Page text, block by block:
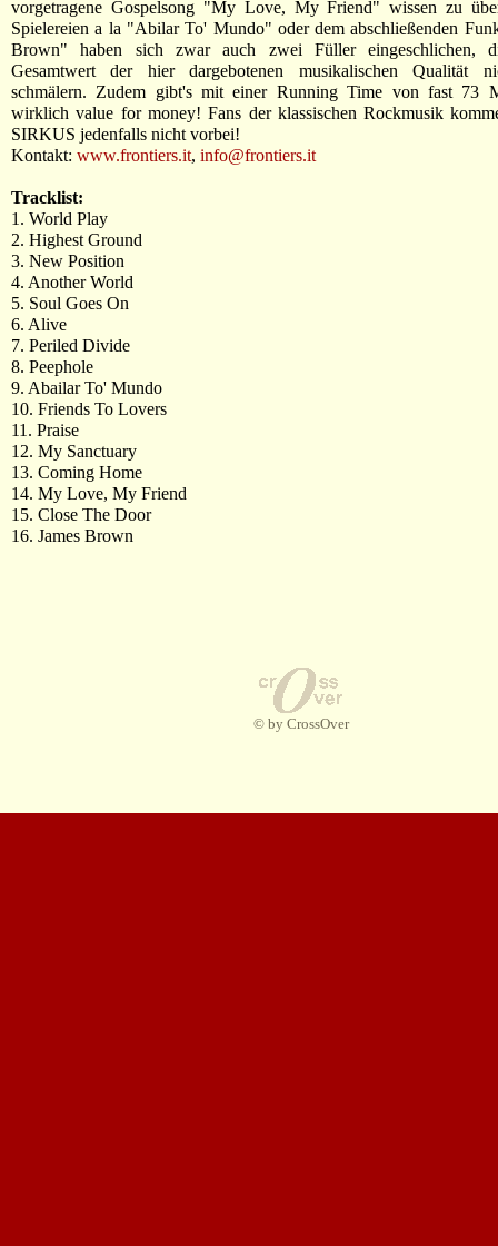
vorgetragene Gospelsong "My Love, My Friend" wissen zu
Spielereien a la "Abilar To' Mundo" oder dem abschließenden
Brown" haben sich zwar auch zwei Füller eingeschlichen,
Gesamtwert der hier dargebotenen musikalischen Qualität
schmälern. Zudem gibt's mit einer Running Time von fast 73
wirklich value for money! Fans der klassischen Rockmusik
SIRKUS jedenfalls nicht vorbei!
Kontakt: www.frontiers.it, info@frontiers.it
Tracklist:
1. World Play
2. Highest Ground
3. New Position
4. Another World
5. Soul Goes On
6. Alive
7. Periled Divide
8. Peephole
9. Abailar To' Mundo
10. Friends To Lovers
11. Praise
12. My Sanctuary
13. Coming Home
14. My Love, My Friend
15. Close The Door
16. James Brown
© by CrossOver